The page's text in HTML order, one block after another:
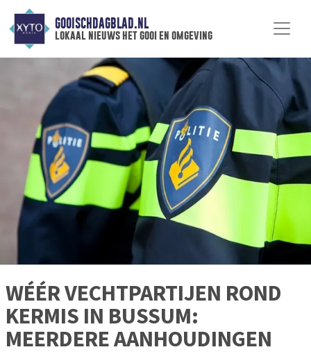
GOOISCHDAGBLAD.NL
lokaal nieuws het gooi en omgeving
WÉÉR VECHTPARTIJEN ROND
KERMIS IN BUSSUM:
MEERDERE AANHOUDINGEN